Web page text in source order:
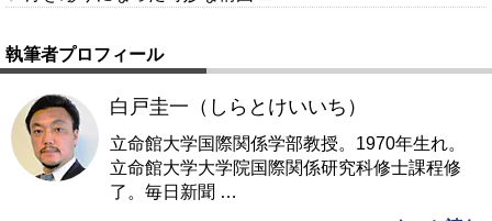
執筆者プロフィール
白戸圭一（しらとけいいち）
立命館大学国際関係学部教授。1970年生れ。
立命館大学大学院国際関係研究科修士課程修
了。毎日新聞 …